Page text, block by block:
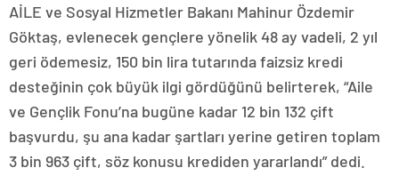
AİLE ve Sosyal Hizmetler Bakanı Mahinur Özdemir
Göktaş, evlenecek gençlere yönelik 48 ay vadeli, 2 yıl
geri ödemesiz, 150 bin lira tutarında faizsiz kredi
desteğinin çok büyük ilgi gördüğünü belirterek, “Aile
ve Gençlik Fonu’na bugüne kadar 12 bin 132 çift
başvurdu, şu ana kadar şartları yerine getiren toplam
3 bin 963 çift, söz konusu krediden yararlandı” dedi.